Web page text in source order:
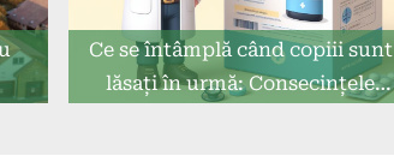
Ce se întâmplă când copiii sunt
lăsați în urmă: Consecințele